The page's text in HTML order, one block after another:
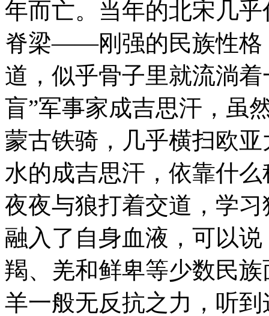
年而亡。当年的北宋几
脊梁——刚强的民族性格
道，似乎骨子里就流淌
盲”军事家成吉思汗，虽
蒙古铁骑，几乎横扫欧
水的成吉思汗，依靠什
夜夜与狼打着交道，学
融入了自身血液，可以
羯、羌和鲜卑等少数民
羊一般无反抗之力，听